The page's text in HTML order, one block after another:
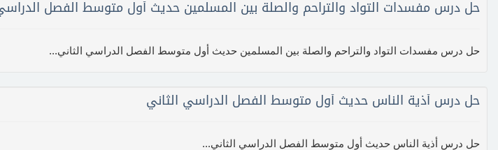
حل درس مفسدات التواد والتراحم والصلة بين المسلمين حديث أول متوسط الفصل
حل درس مفسدات التواد والتراحم والصلة بين المسلمين حديث أول متوسط الفصل الدراسي الثاني...
حل درس أذية الناس حديث أول متوسط الفصل الدراسي الثاني
حل درس أذية الناس حديث أول متوسط الفصل الدراسي الثاني...